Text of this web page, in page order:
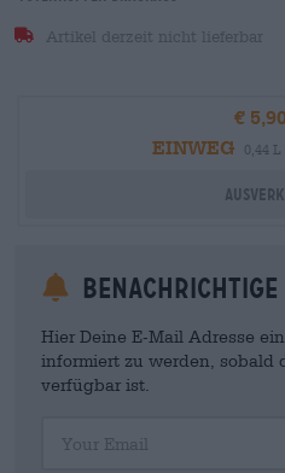
Artikel derzeit nicht lieferbar
€ 5,90
EINWEG
0,44 L
Benachrichtige
Hier Deine E-Mail Adresse
informiert zu werden, sobald
verfügbar ist.